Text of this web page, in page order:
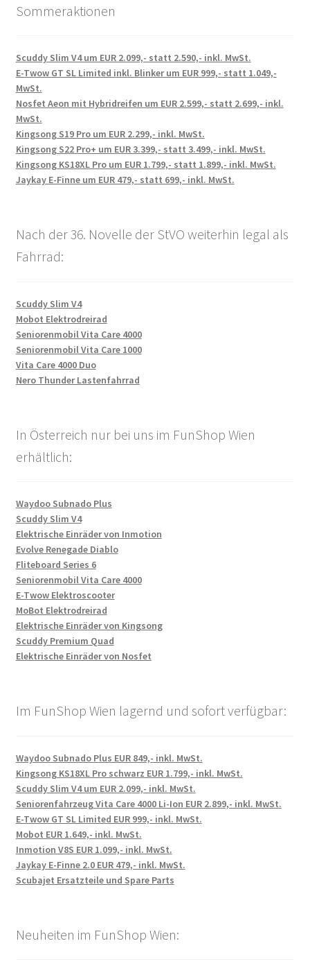
Sommeraktionen
Scuddy Slim V4 um EUR 2.099,- statt 2.590,- inkl. MwSt.
E-Twow GT SL Limited inkl. Blinker um EUR 999,- statt 1.049,-
MwSt.
Nosfet Aeon mit Hybridreifen um EUR 2.599,- statt 2.699,- inkl.
MwSt.
Kingsong S19 Pro um EUR 2.299,- inkl. MwSt.
Kingsong S22 Pro+ um EUR 3.399,- statt 3.499,- inkl. MwSt.
Kingsong KS18XL Pro um EUR 1.799,- statt 1.899,- inkl. MwSt.
Jaykay E-Finne um EUR 479,- statt 699,- inkl. MwSt.
Nach der 36. Novelle der StVO weiterhin legal als
Fahrrad:
Scuddy Slim V4
Mobot Elektrodreirad
Seniorenmobil Vita Care 4000
Seniorenmobil Vita Care 1000
Vita Care 4000 Duo
Nero Thunder Lastenfahrrad
In Österreich nur bei uns im FunShop Wien
erhältlich:
Waydoo Subnado Plus
Scuddy Slim V4
Elektrische Einräder von Inmotion
Evolve Renegade Diablo
Fliteboard Series 6
Seniorenmobil Vita Care 4000
E-Twow Elektroscooter
MoBot Elektrodreirad
Elektrische Einräder von Kingsong
Scuddy Premium Quad
Elektrische Einräder von Nosfet
Im FunShop Wien lagernd und sofort verfügbar:
Waydoo Subnado Plus EUR 849,- inkl. MwSt.
Kingsong KS18XL Pro schwarz EUR 1.799,- inkl. MwSt.
Scuddy Slim V4 um EUR 2.099,- inkl. MwSt.
Seniorenfahrzeug Vita Care 4000 Li-Ion EUR 2.899,- inkl. MwSt.
E-Twow GT SL Limited EUR 999,- inkl. MwSt.
Mobot EUR 1.649,- inkl. MwSt.
Inmotion V8S EUR 1.099,- inkl. MwSt.
Jaykay E-Finne 2.0 EUR 479,- inkl. MwSt.
Scubajet Ersatzteile und Spare Parts
Neuheiten im FunShop Wien: